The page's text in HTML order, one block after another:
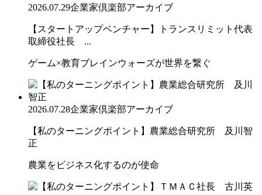
2026.07.29企業家倶楽部アーカイブ
【スタートアップベンチャー】トランスリミット代表
取締役社長 ...
ゲーム×教育ブレインウォーズが世界を繋ぐ
2026.07.28企業家倶楽部アーカイブ
【私のターニングポイント】農業総合研究所 及川智
正
農業をビジネス化するのが使命